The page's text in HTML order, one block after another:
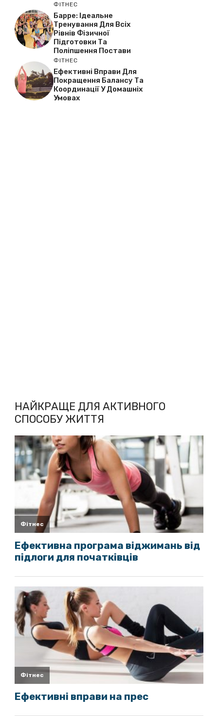
ФІТНЕС
Барре: Ідеальне
Тренування Для Всіх
Рівнів Фізичної
Підготовки Та
Поліпшення Постави
ФІТНЕС
Ефективні Вправи Для
Покращення Балансу Та
Координації У Домашніх
Умовах
НАЙКРАЩЕ ДЛЯ АКТИВНОГО
СПОСОБУ ЖИТТЯ